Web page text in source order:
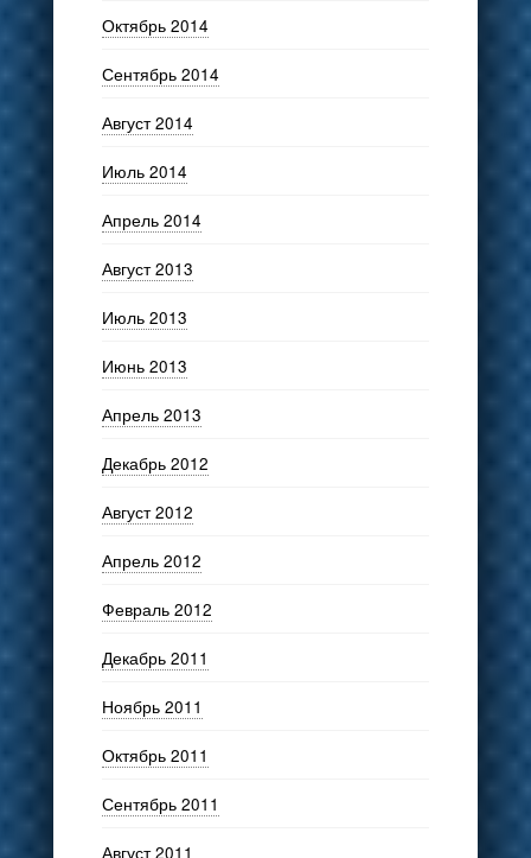
Октябрь 2014
Сентябрь 2014
Август 2014
Июль 2014
Апрель 2014
Август 2013
Июль 2013
Июнь 2013
Апрель 2013
Декабрь 2012
Август 2012
Апрель 2012
Февраль 2012
Декабрь 2011
Ноябрь 2011
Октябрь 2011
Сентябрь 2011
Август 2011